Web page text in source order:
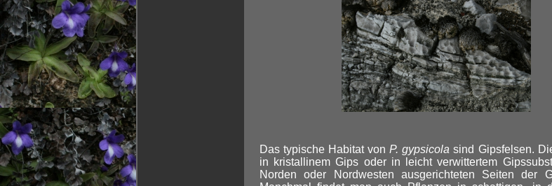
Das typische Habitat vonP. gypsicola sind Gipsfelsen.
in kristallinem Gips oder in leicht verwittertem
Norden oder Nordwesten ausgerichteten Seiten der